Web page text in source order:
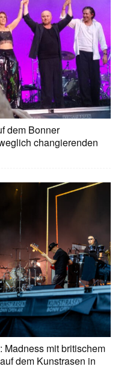
dem Bonner
changierenden
Madness mit britischem
dem Kunstrasen in